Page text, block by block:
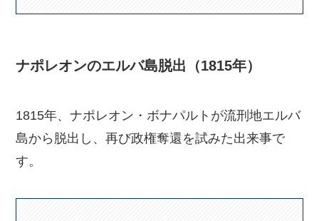
ナポレオンのエルバ島脱出（1815年）
1815年、ナポレオン・ボナパルトが流刑地エルバ
島から脱出し、再び政権奪還を試みた出来事で
す。